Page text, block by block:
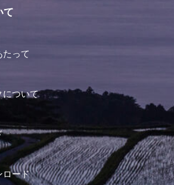
て
たって
について
ロード